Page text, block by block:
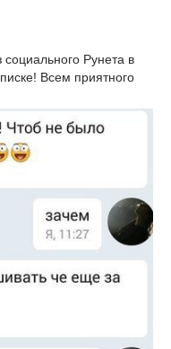
Рунета в
Всем приятного